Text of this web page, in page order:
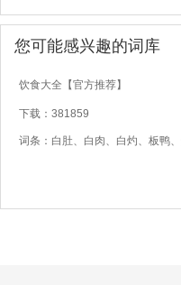
您可能感兴趣的词库
饮食大全【官方推荐】
下载：381859
词条：白肚、白肉、白灼、板鸭